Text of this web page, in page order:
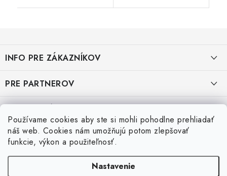
Používame cookies aby ste si mohli pohodlne prehliadať
náš web. Cookies nám umožňujú potom zlepšovať
funkcie, výkon a použiteľnosť.
Nastavenie
p
ä
i
INFO PRE ZÁKAZNÍKOV
OBCHODNÉ PODMIENKY
OCHRANA OSOBNÝCH ÚDAJOV
PRE PARTNEROV
KATALÓG OBUVI A OPP ČERVA
KATALÓG OBUVI A OPP CXS
KATALÓG OBUVI BIRKENSTOCK
Veľkostná tabuľka obuvi SKECHER
Veľkostná tabuľka obuvi ARTRA
Posledné hodnotenie produktov